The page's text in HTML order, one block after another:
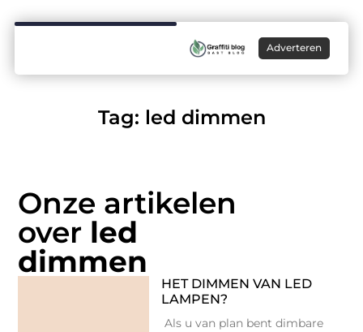
Adverteren
Tag: led dimmen
Onze artikelen
over led
dimmen
HET DIMMEN VAN LED
LAMPEN?
Als u van plan bent dimbare